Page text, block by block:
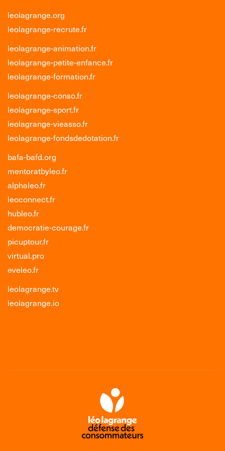
leolagrange.org
leolagrange-recrute.fr
leolagrange-animation.fr
leolagrange-petite-enfance.fr
leolagrange-formation.fr
leolagrange-conso.fr
leolagrange-sport.fr
leolagrange-vieasso.fr
leolagrange-fondsdedotation.fr
bafa-bafd.org
mentoratbyleo.fr
alphaleo.fr
leoconnect.fr
hubleo.fr
democratie-courage.fr
picuptour.fr
virtual.pro
eveleo.fr
leolagrange.tv
leolagrange.io